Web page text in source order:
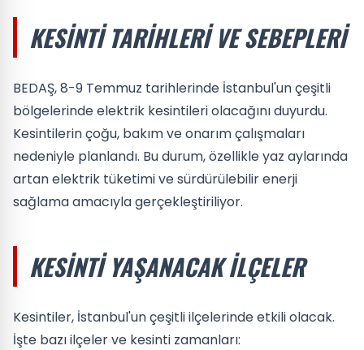
KESINTI TARIHLERI VE SEBEPLERI
BEDAŞ, 8-9 Temmuz tarihlerinde İstanbul'un çeşitli
bölgelerinde elektrik kesintileri olacağını duyurdu.
Kesintilerin çoğu, bakım ve onarım çalışmaları
nedeniyle planlandı. Bu durum, özellikle yaz aylarında
artan elektrik tüketimi ve sürdürülebilir enerji
sağlama amacıyla gerçekleştiriliyor.
KESINTI YAŞANACAK İLÇELER
Kesintiler, İstanbul'un çeşitli ilçelerinde etkili olacak.
İşte bazı ilçeler ve kesinti zamanları: